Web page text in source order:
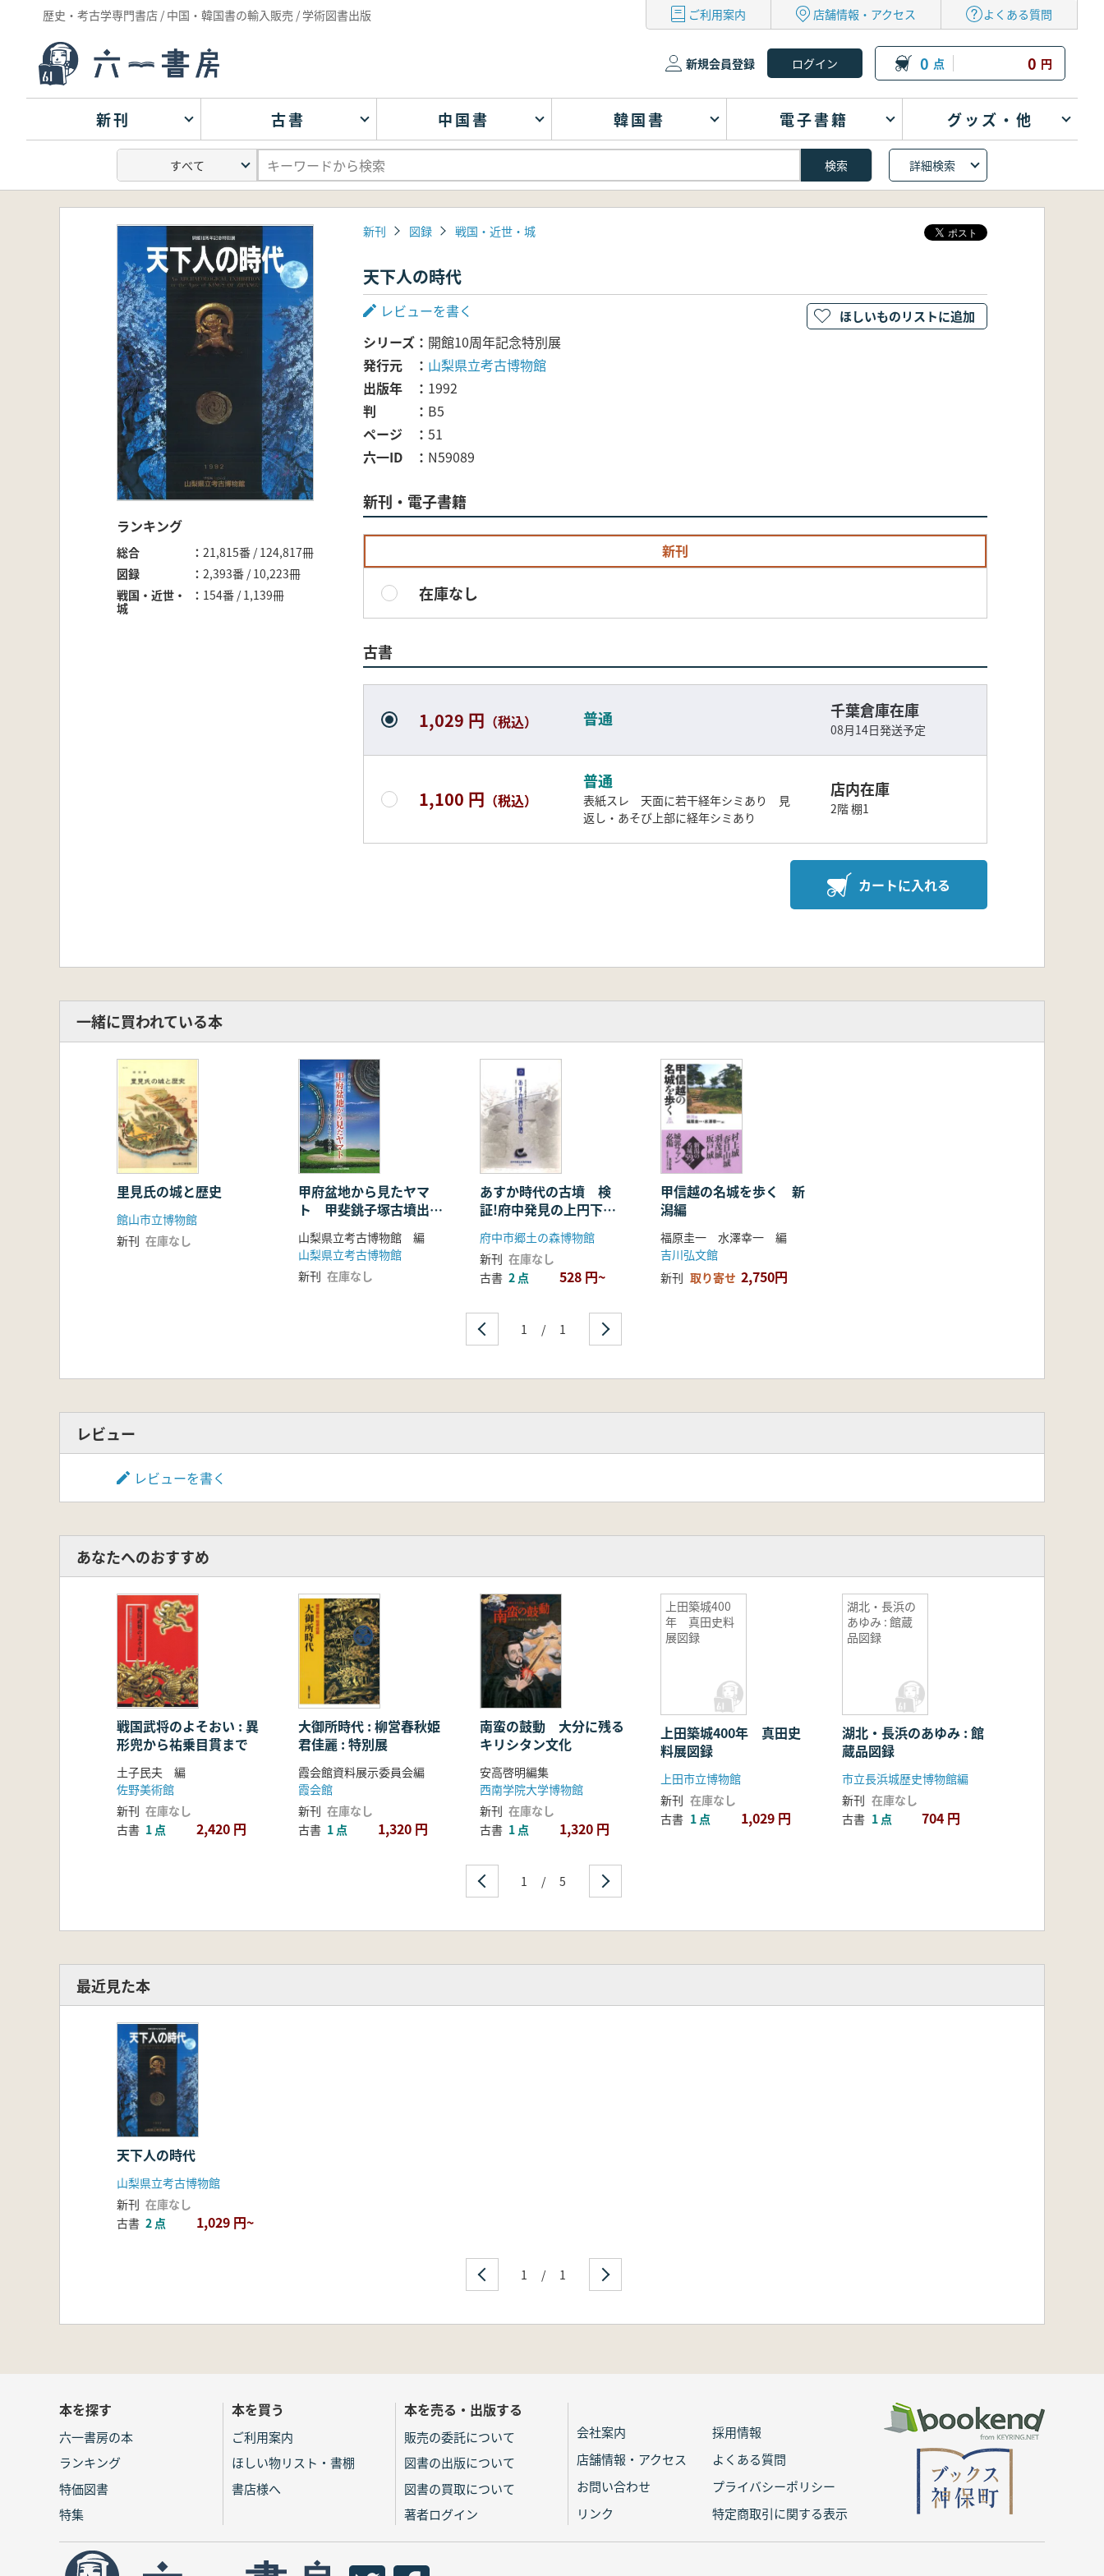
歴史・考古学専門書店 / 中国・韓国書の輸入販売 / 学術図書出版 ご利用案内 店舗情報・アクセス よくある質問
新規会員登録 0 点 0 円
新刊 古書 中国書 韓国書 電子書籍 グッズ・他
詳細検索
ランキング
総合
21,815番 / 124,817冊
図録
2,393番 / 10,223冊
戦国・近世・
城
154番 / 1,139冊
新刊 図録 戦国・近世・城
天下人の時代
レビューを書く
シリーズ
開館10周年記念特別展
発行元
山梨県立考古博物館
出版年
1992
判
B5
ページ
51
六一ID
N59089
新刊・電子書籍
新刊
在庫なし
古書
1,029 円 （税込） 普通 千葉倉庫在庫
08月14日発送予定
1,100 円 （税込）
普通
表紙スレ 天面に若干経年シミあり 見
返し・あそび上部に経年シミあり
店内在庫
2階 棚1
カートに入れる
ほしいものリストに追加
一緒に買われている本
里見氏の城と歴史
館山市立博物館
新刊 在庫なし
甲府盆地から見たヤマ
ト 甲斐銚子塚古墳出現
山梨県立考古博物館 編
山梨県立考古博物館
新刊 在庫なし
あすか時代の古墳 検
証!府中発見の上円下方
墳
府中市郷土の森博物館
新刊 在庫なし
古書 2 点 528 円~
甲信越の名城を歩く 新
潟編
福原圭一 水澤幸一 編
吉川弘文館
新刊 取り寄せ 2,750円
1 / 1
レビュー
レビューを書く
あなたへのおすすめ
戦国武将のよそおい : 異
形兜から祐乗目貫まで
土子民夫 編
佐野美術館
新刊 在庫なし
古書 1 点 2,420 円
大御所時代 : 柳営春秋姫
君佳麗 : 特別展
霞会館資料展示委員会編
霞会館
新刊 在庫なし
古書 1 点 1,320 円
南蛮の鼓動 大分に残る
キリシタン文化
安高啓明編集
西南学院大学博物館
新刊 在庫なし
古書 1 点 1,320 円
上田築城400
年 真田史料
展図録
上田築城400年 真田史
料展図録
上田市立博物館
新刊 在庫なし
古書 1 点 1,029 円
湖北・長浜の
あゆみ : 館蔵
品図録
湖北・長浜のあゆみ : 館
蔵品図録
市立長浜城歴史博物館編
新刊 在庫なし
古書 1 点 704 円
1 / 5
最近見た本
天下人の時代
山梨県立考古博物館
新刊 在庫なし
古書 2 点 1,029 円~
1 / 1
本を探す
六一書房の本
ランキング
特価図書
特集
本を買う
ご利用案内
ほしい物リスト・書棚
書店様へ
本を売る・出版する
販売の委託について
図書の出版について
図書の買取について
著者ログイン
会社案内
採用情報
店舗情報・アクセス
よくある質問
お問い合わせ
プライバシーポリシー
リンク
特定商取引に関する表示